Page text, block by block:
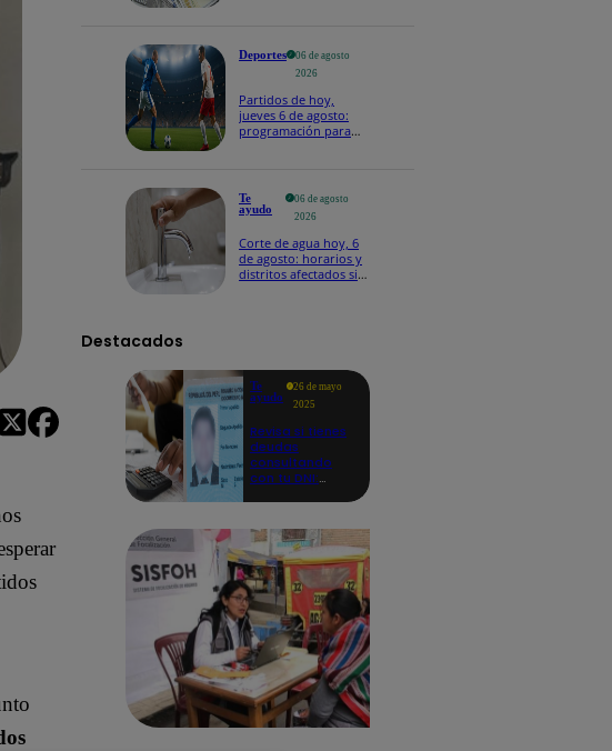
Deportes
06 de agosto
2026
Partidos de hoy,
jueves 6 de agosto:
programación para
Te
ayudo
06 de agosto
2026
Corte de agua hoy, 6
de agosto: horarios y
distritos afectados sin
Destacados
Te
ayudo
26 de mayo
2025
Revisa si tienes
deudas
consultando
con tu DNI:
detalles